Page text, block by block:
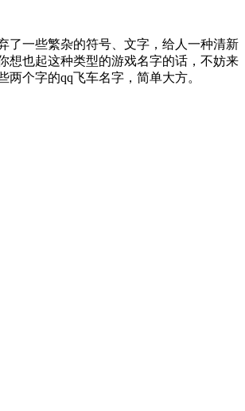
一些繁杂的符号、文字，给人一种清新
想也起这种类型的游戏名字的话，不妨来
两个字的qq飞车名字，简单大方。